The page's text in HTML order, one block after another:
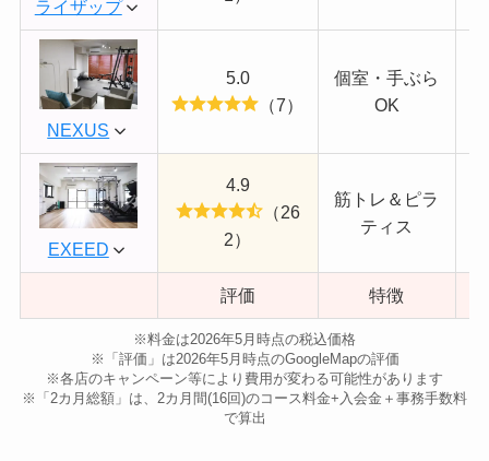
ライザップ
NEXUS
5.0
（7）
個室・手ぶら
OK
EXEED
4.9
（26
2）
筋トレ＆ピラ
ティス
評価 特徴
※料金は2026年5月時点の税込価格
※「評価」は2026年5月時点のGoogleMapの評価
※各店のキャンペーン等により費用が変わる可能性があります
※「2カ月総額」は、2カ月間(16回)のコース料金+入会金＋事務手数料
で算出